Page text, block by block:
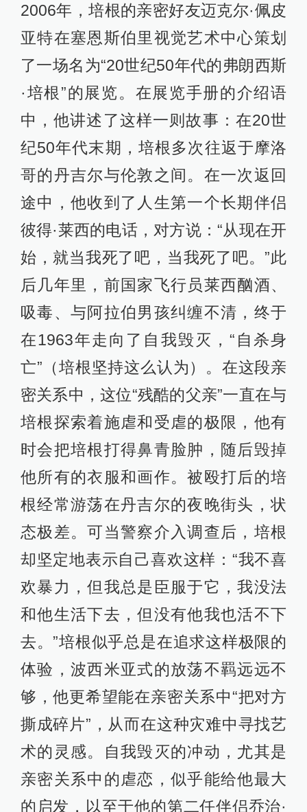
2006年，培根的亲密好友迈克尔·佩皮
亚特在塞恩斯伯里视觉艺术中心策划
了一场名为“20世纪50年代的弗朗西斯
·培根”的展览。在展览手册的介绍语
中，他讲述了这样一则故事：在20世
纪50年代末期，培根多次往返于摩洛
哥的丹吉尔与伦敦之间。在一次返回
途中，他收到了人生第一个长期伴侣
彼得·莱西的电话，对方说：“从现在开
始，就当我死了吧，当我死了吧。”此
后几年里，前国家飞行员莱西酗酒、
吸毒、与阿拉伯男孩纠缠不清，终于
在1963年走向了自我毁灭，“自杀身
亡”（培根坚持这么认为）。在这段亲
密关系中，这位“残酷的父亲”一直在与
培根探索着施虐和受虐的极限，他有
时会把培根打得鼻青脸肿，随后毁掉
他所有的衣服和画作。被殴打后的培
根经常游荡在丹吉尔的夜晚街头，状
态极差。可当警察介入调查后，培根
却坚定地表示自己喜欢这样：“我不喜
欢暴力，但我总是臣服于它，我没法
和他生活下去，但没有他我也活不下
去。”培根似乎总是在追求这样极限的
体验，波西米亚式的放荡不羁远远不
够，他更希望能在亲密关系中“把对方
撕成碎片”，从而在这种灾难中寻找艺
术的灵感。自我毁灭的冲动，尤其是
亲密关系中的虐恋，似乎能给他最大
的启发，以至于他的第二任伴侣乔治·